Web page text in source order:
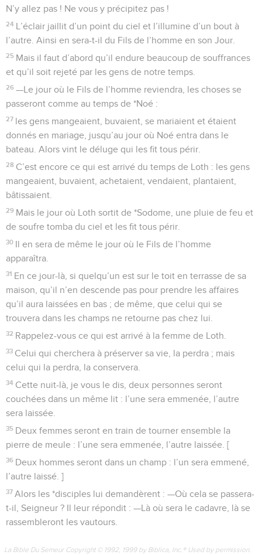
N’y allez pas ! Ne vous y précipitez pas !
24 L’éclair jaillit d’un point du ciel et l’illumine d’un bout à
l’autre. Ainsi en sera-t-il du Fils de l’homme en son Jour.
25 Mais il faut d’abord qu’il endure beaucoup de souffrances
et qu’il soit rejeté par les gens de notre temps.
26 —Le jour où le Fils de l’homme reviendra, les choses se
passeront comme au temps de *Noé :
27 les gens mangeaient, buvaient, se mariaient et étaient
donnés en mariage, jusqu’au jour où Noé entra dans le
bateau. Alors vint le déluge qui les fit tous périr.
28 C’est encore ce qui est arrivé du temps de Loth : les gens
mangeaient, buvaient, achetaient, vendaient, plantaient,
bâtissaient.
29 Mais le jour où Loth sortit de *Sodome, une pluie de feu et
de soufre tomba du ciel et les fit tous périr.
30 Il en sera de même le jour où le Fils de l’homme
apparaîtra.
31 En ce jour-là, si quelqu’un est sur le toit en terrasse de sa
maison, qu’il n’en descende pas pour prendre les affaires
qu’il aura laissées en bas ; de même, que celui qui se
trouvera dans les champs ne retourne pas chez lui.
32 Rappelez-vous ce qui est arrivé à la femme de Loth.
33 Celui qui cherchera à préserver sa vie, la perdra ; mais
celui qui la perdra, la conservera.
34 Cette nuit-là, je vous le dis, deux personnes seront
couchées dans un même lit : l’une sera emmenée, l’autre
sera laissée.
35 Deux femmes seront en train de tourner ensemble la
pierre de meule : l’une sera emmenée, l’autre laissée. [
36 Deux hommes seront dans un champ : l’un sera emmené,
l’autre laissé. ]
37 Alors les *disciples lui demandèrent : —Où cela se passera-
t-il, Seigneur ? Il leur répondit : —Là où sera le cadavre, là se
rassembleront les vautours.
La Bible Du Semeur Copyright © 1992, 1999 by Biblica, Inc.® Used by permission.